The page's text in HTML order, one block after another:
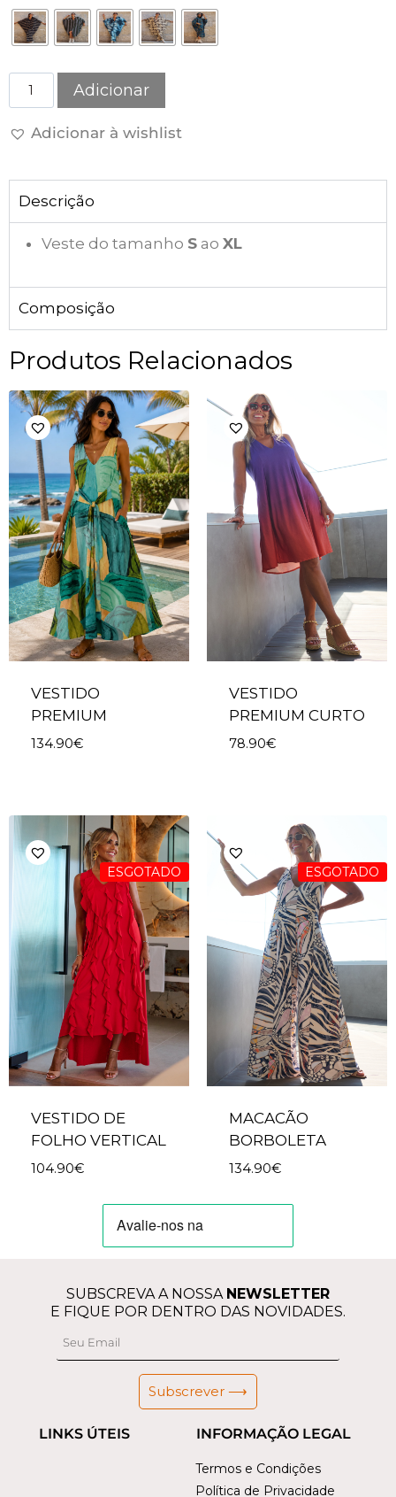
Adicionar
Adicionar à wishlist
Descrição
Veste do tamanho Sao XL
Composição
Produtos Relacionados
VESTIDO
PREMIUM
134.90€
VESTIDO
PREMIUM CURTO
78.90€
ESGOTADO
VESTIDO DE
FOLHO VERTICAL
104.90€
ESGOTADO
MACACÃO
BORBOLETA
134.90€
INFORMAÇÃO LEGAL
Termos e Condições
Política de Privacidade
LINKS ÚTEIS
SUBSCREVA A NOSSA NEWSLETTER
E FIQUE POR DENTRO DAS NOVIDADES.
Subscrever ⟶